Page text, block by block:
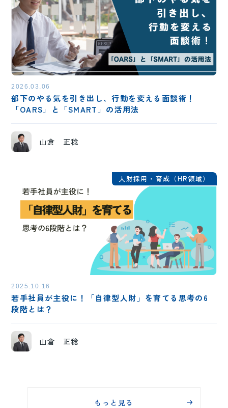
2026.03.06
部下のやる気を引き出し、行動を変える面談術！
「OARS」と「SMART」の活用法
山倉 正稔
人財採用・育成（HR領域）
2025.10.16
若手社員が主役に！「自律型人財」を育てる思考の6
段階とは？
山倉 正稔
もっと見る